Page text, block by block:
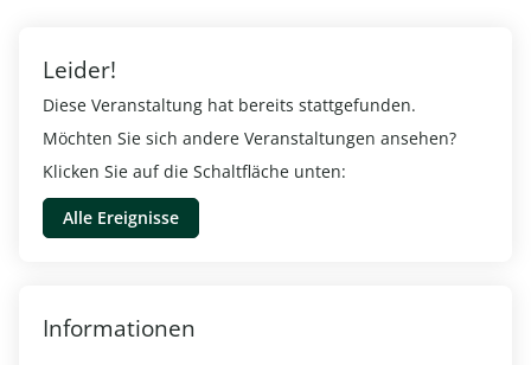
Leider!
Diese Veranstaltung hat bereits stattgefunden.
Möchten Sie sich andere Veranstaltungen ansehen?
Klicken Sie auf die Schaltfläche unten:
Alle Ereignisse
Informationen